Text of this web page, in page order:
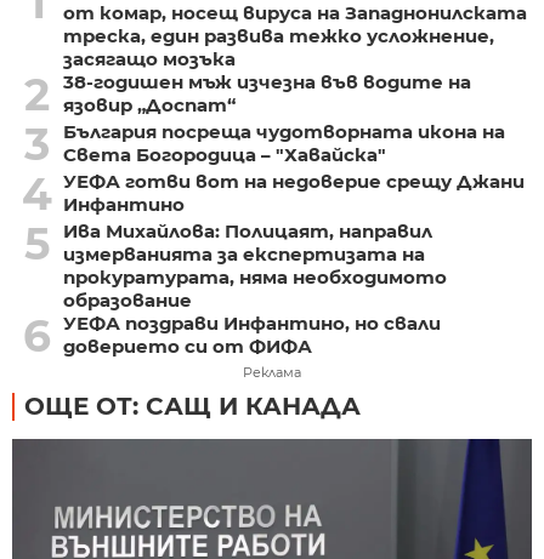
от комар, носещ вируса на Западнонилската
треска, един развива тежко усложнение,
засягащо мозъка
2
38-годишен мъж изчезна във водите на
язовир „Доспат“
3
България посреща чудотворната икона на
Света Богородица – "Хавайска"
4 УЕФА готви вот на недоверие срещу Джани
Инфантино
5
Ива Михайлова: Полицаят, направил
измерванията за експертизата на
прокуратурата, няма необходимото
образование
6 УЕФА поздрави Инфантино, но свали
доверието си от ФИФА
Реклама
ОЩЕ ОТ: САЩ И КАНАДА